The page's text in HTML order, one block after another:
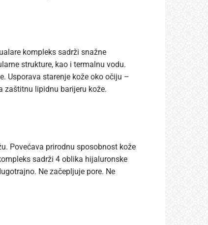
kompleks sadrži snažne
strukture, kao i termalnu vodu.
Usporava starenje kože oko očiju –
zaštitnu lipidnu barijeru kože.
Povećava prirodnu sposobnost kože
sadrži 4 oblika hijaluronske
Ne začepljuje pore. Ne